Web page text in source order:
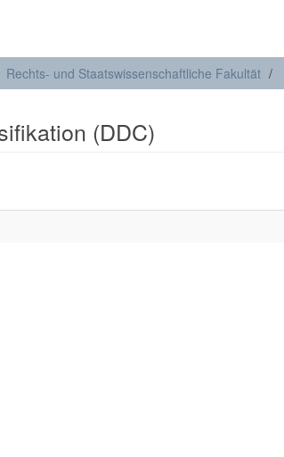
Rechts- und Staatswissenschaftliche Fakultät
(DDC)